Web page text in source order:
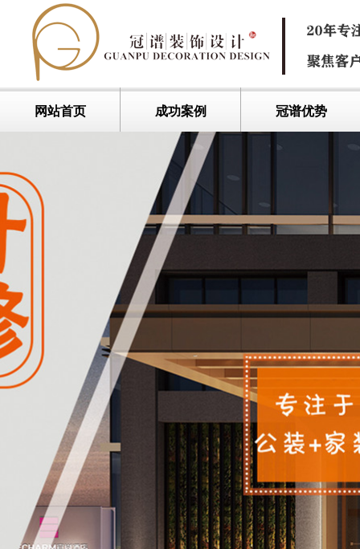
网站首页 成功案例 冠谱优势